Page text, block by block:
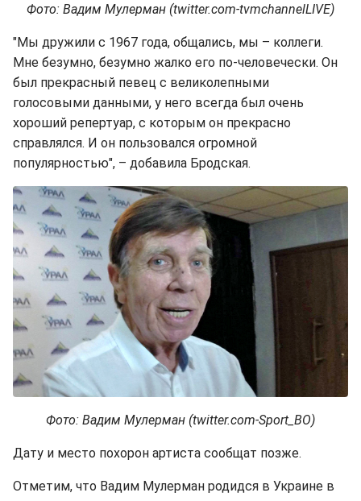
Фото: Вадим Мулерман (twitter.com-tvmchannelLIVE)
"Мы дружили с 1967 года, общались, мы – коллеги.
Мне безумно, безумно жалко его по-человечески. Он
был прекрасный певец с великолепными
голосовыми данными, у него всегда был очень
хороший репертуар, с которым он прекрасно
справлялся. И он пользовался огромной
популярностью", – добавила Бродская.
Фото: Вадим Мулерман (twitter.com-Sport_BO)
Дату и место похорон артиста сообщат позже.
Отметим, что Вадим Мулерман родидся в Украине в